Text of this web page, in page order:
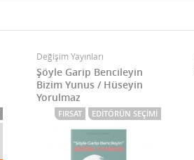
Değişim Yayınları
Şöyle Garip Bencileyin
Bizim Yunus / Hüseyin
Yorulmaz
FIRSAT EDITÖRÜN SEÇIMI